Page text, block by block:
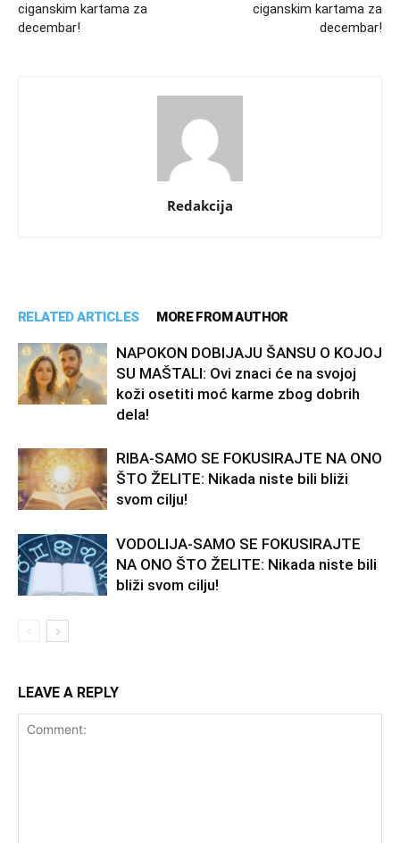
ciganskim kartama za
decembar!
ciganskim kartama za
decembar!
Redakcija
RELATED ARTICLES MORE FROM AUTHOR
NAPOKON DOBIJAJU ŠANSU O KOJOJ
SU MAŠTALI: Ovi znaci će na svojoj
koži osetiti moć karme zbog dobrih
dela!
RIBA-SAMO SE FOKUSIRAJTE NA ONO
ŠTO ŽELITE: Nikada niste bili bliži
svom cilju!
VODOLIJA-SAMO SE FOKUSIRAJTE
NA ONO ŠTO ŽELITE: Nikada niste bili
bliži svom cilju!
LEAVE A REPLY